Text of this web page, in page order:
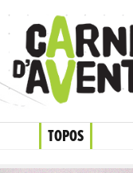
TOPOS